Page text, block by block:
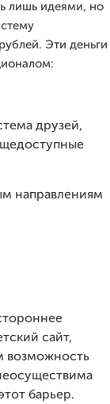
лишь идеями, но
Эти деньги
друзей,
направлениям
сайт,
возможность
барьер.